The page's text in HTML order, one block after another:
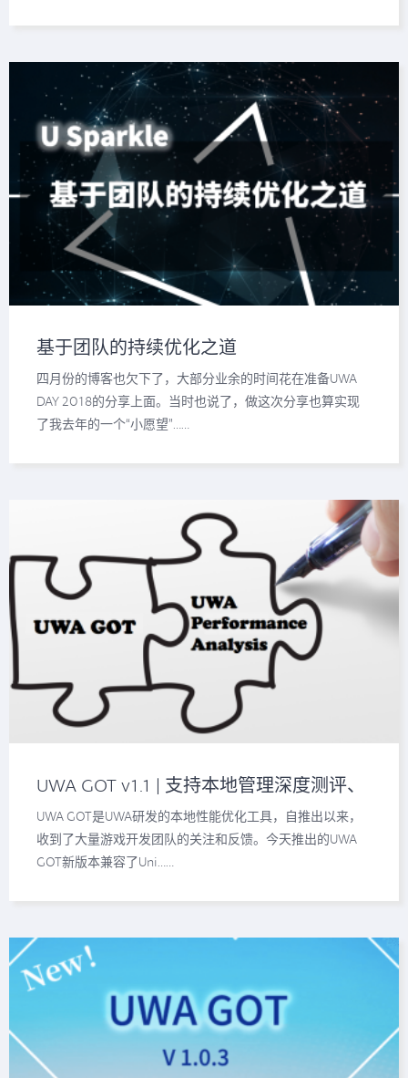
基于团队的持续优化之道
四月份的博客也欠下了，大部分业余的时间花在准备UWA
DAY 2018的分享上面。当时也说了，做这次分享也算实现
了我去年的一个“小愿望”……
UWA GOT v1.1 | 支持本地管理深度测评、
全新的UWA API、兼容Unity 2017.3
UWA GOT是UWA研发的本地性能优化工具，自推出以来，
收到了大量游戏开发团队的关注和反馈。今天推出的UWA
GOT新版本兼容了Uni……